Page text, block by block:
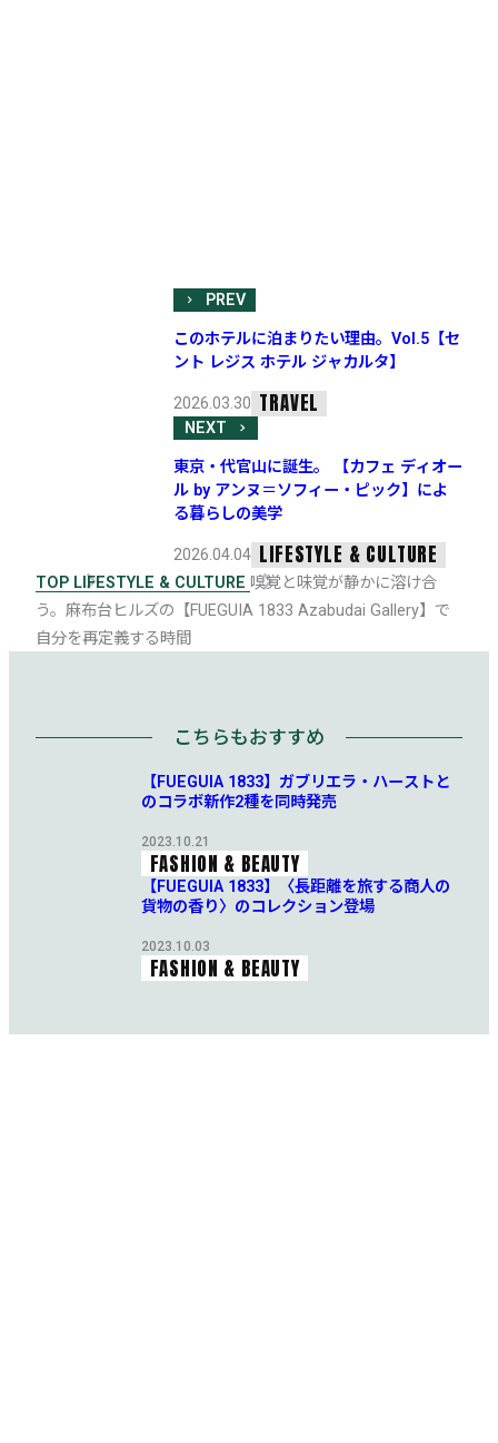
PREV
このホテルに泊まりたい理由。Vol.5【セ
ント レジス ホテル ジャカルタ】
2026.03.30 TRAVEL
NEXT
東京・代官山に誕生。 【カフェ ディオー
ル by アンヌ＝ソフィー・ピック】によ
る暮らしの美学
2026.04.04 LIFESTYLE & CULTURE
TOP LIFESTYLE & CULTURE 嗅覚と味覚が静かに溶け合
う。麻布台ヒルズの【FUEGUIA 1833 Azabudai Gallery】で
自分を再定義する時間
こちらもおすすめ
【FUEGUIA 1833】ガブリエラ・ハーストと
のコラボ新作2種を同時発売
2023.10.21
FASHION & BEAUTY
【FUEGUIA 1833】〈長距離を旅する商人の
貨物の香り〉のコレクション登場
2023.10.03
FASHION & BEAUTY